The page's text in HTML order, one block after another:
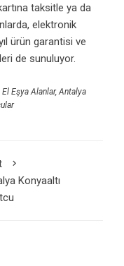
taksitle ya da
elektronik
ürün garantisi ve
de sunuluyor.
Eşya Alanlar, Antalya
Konyaaltı